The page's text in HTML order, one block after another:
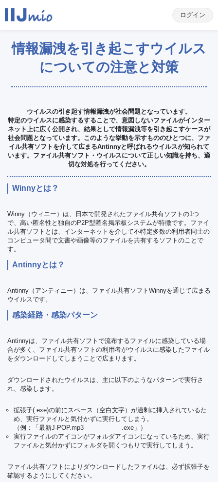
ログイン
情報漏洩を引き起こすウイルス
についての注意と対策
ウイルスの引き起す情報漏洩が社会問題となっています。
特定のウイルスに感染するすることで、意図しないファイルがインター
ネット上に広く公開され、結果として情報漏洩等を引き起こすケースが
社会問題となっています。このような挙動を示すもののひとつに、ファ
イル共有ソフトを介して広まるAntinnyと呼ばれるウイルスが知られて
います。ファイル共有ソフト・ウイルスについて正しい知識を持ち、適
切な対処を行ってください。
Winnyとは？
Winny（ウィニー）は、日本で開発されたファイル共有ソフトの1つ
で、高い匿名性と独自のP2P型匿名掲示板システムが特徴です。ファイ
ル共有ソフトとは、インターネットを介して不特定多数の利用者同士の
コンピュータ間で文書や画像等のファイルを共有するソフトのことで
す。
Antinnyとは？
Antinny（アンティニー）は、ファイル共有ソフトWinnyを通じて広まる
ウイルスです。
感染経路・感染パターン
Antinnyは、ファイル共有ソフトで流布するファイルに感染している場
合が多く、ファイル共有ソフトの利用者がウイルスに感染したファイル
をダウンロードしてしまうことで広まります。
ダウンロードされたウイルスは、主に以下のようなパターンで実行さ
れ、感染します。
拡張子(.exe)の前にスペース（空白文字）が過剰に挿入されているた
め、実行ファイルと気付かずに実行してしまう。
（例：「最新J-POP.mp3 .exe」）
実行ファイルのアイコンがフォルダアイコンになっているため、実行
ファイルと気付かずにフォルダを開くつもりで実行してしまう。
ファイル共有ソフトによりダウンロードしたファイルは、必ず拡張子を
確認するようにしてください。